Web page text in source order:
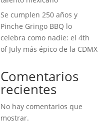
Se cumplen 250 años y
Pinche Gringo BBQ lo
celebra como nadie: el 4th
of July más épico de la CDMX
Comentarios
recientes
No hay comentarios que
mostrar.